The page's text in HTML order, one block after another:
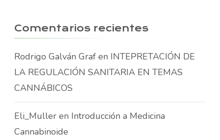
Comentarios recientes
Rodrigo Galván Graf en INTEPRETACIÓN DE
LA REGULACIÓN SANITARIA EN TEMAS
CANNÁBICOS
Eli_Muller en Introducción a Medicina
Cannabinoide